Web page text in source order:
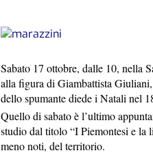
Sabato 17 ottobre, dalle 10, nella
alla figura di Giambattista
dello spumante diede i Natali nel
Quello di sabato è l’ultimo
studio dal titolo “I Piemontesi e la
meno noti, del territorio.